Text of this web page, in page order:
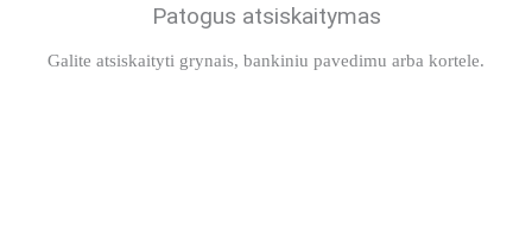
Patogus atsiskaitymas
Galite atsiskaityti grynais, bankiniu pavedimu arba kortele.